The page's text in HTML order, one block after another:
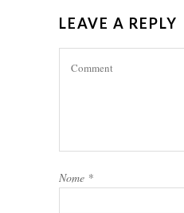
LEAVE A REPLY
Nome *